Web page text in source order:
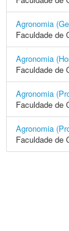
Agronomia
Faculdade de
Agronomia
Faculdade de
Agronomia
Faculdade de
Agronomia
Faculdade de